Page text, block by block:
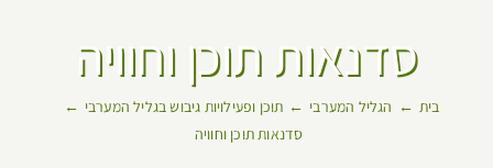
סדנאות תוכן וחוויה
בית הגליל המערבי
תוכן ופעילויות גיבוש בגליל המערבי
סדנאות תוכן וחוויה